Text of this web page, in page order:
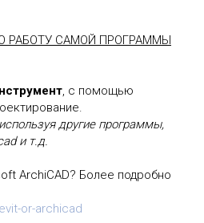
РАБОТУ САМОЙ ПРОГРАММЫ
, с помощью
другие программы,
и т.д.
ArchiCAD? Более подробно
or-archicad